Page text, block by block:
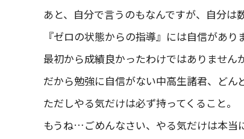
あと、自分で言うのもなんですが、自分
『ゼロの状態からの指導』には自信があり
最初から成績良かったわけではありません
だから勉強に自信がない中高生諸君、どん
ただしやる気だけは必ず持ってくること。
もうね…ごめんなさい、やる気だけは本当